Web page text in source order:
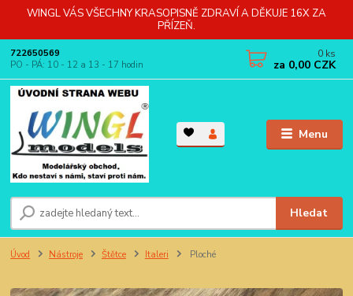
WINGL VÁS VŠECHNY KRASOPISNĚ ZDRAVÍ A DĚKUJE 16X ZA
PŘÍZEŇ.
Menu
Hledat
722650569
PO - PÁ: 10 - 12 a 13 - 17 hodin
0 ks
za 0,00 CZK
Úvod Nástroje Štětce Italeri Ploché